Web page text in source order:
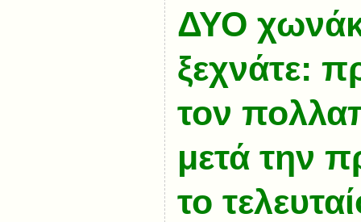
ΔΥΟ
ξεχνάτε:
τον
μετά την
το